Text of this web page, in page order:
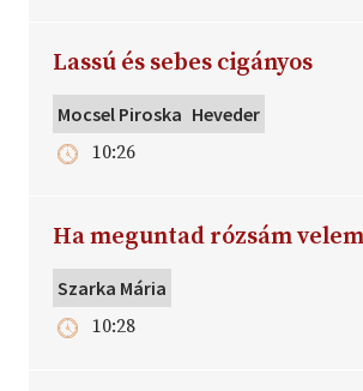
Lassú és sebes cigányos
Mocsel Piroska Heveder
10:26
Ha meguntad rózsám
Szarka Mária
10:28